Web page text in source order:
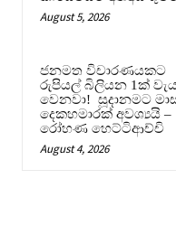
August 5, 2026
ජනමත විචාරණයකට
රුපියල් බිලියන 1ක්
වෙනවා! සූදානමට
දෙකහමාරක් අවශ්‍යයි –
රෝහණ හෙට්ටිආච්චි
August 4, 2026